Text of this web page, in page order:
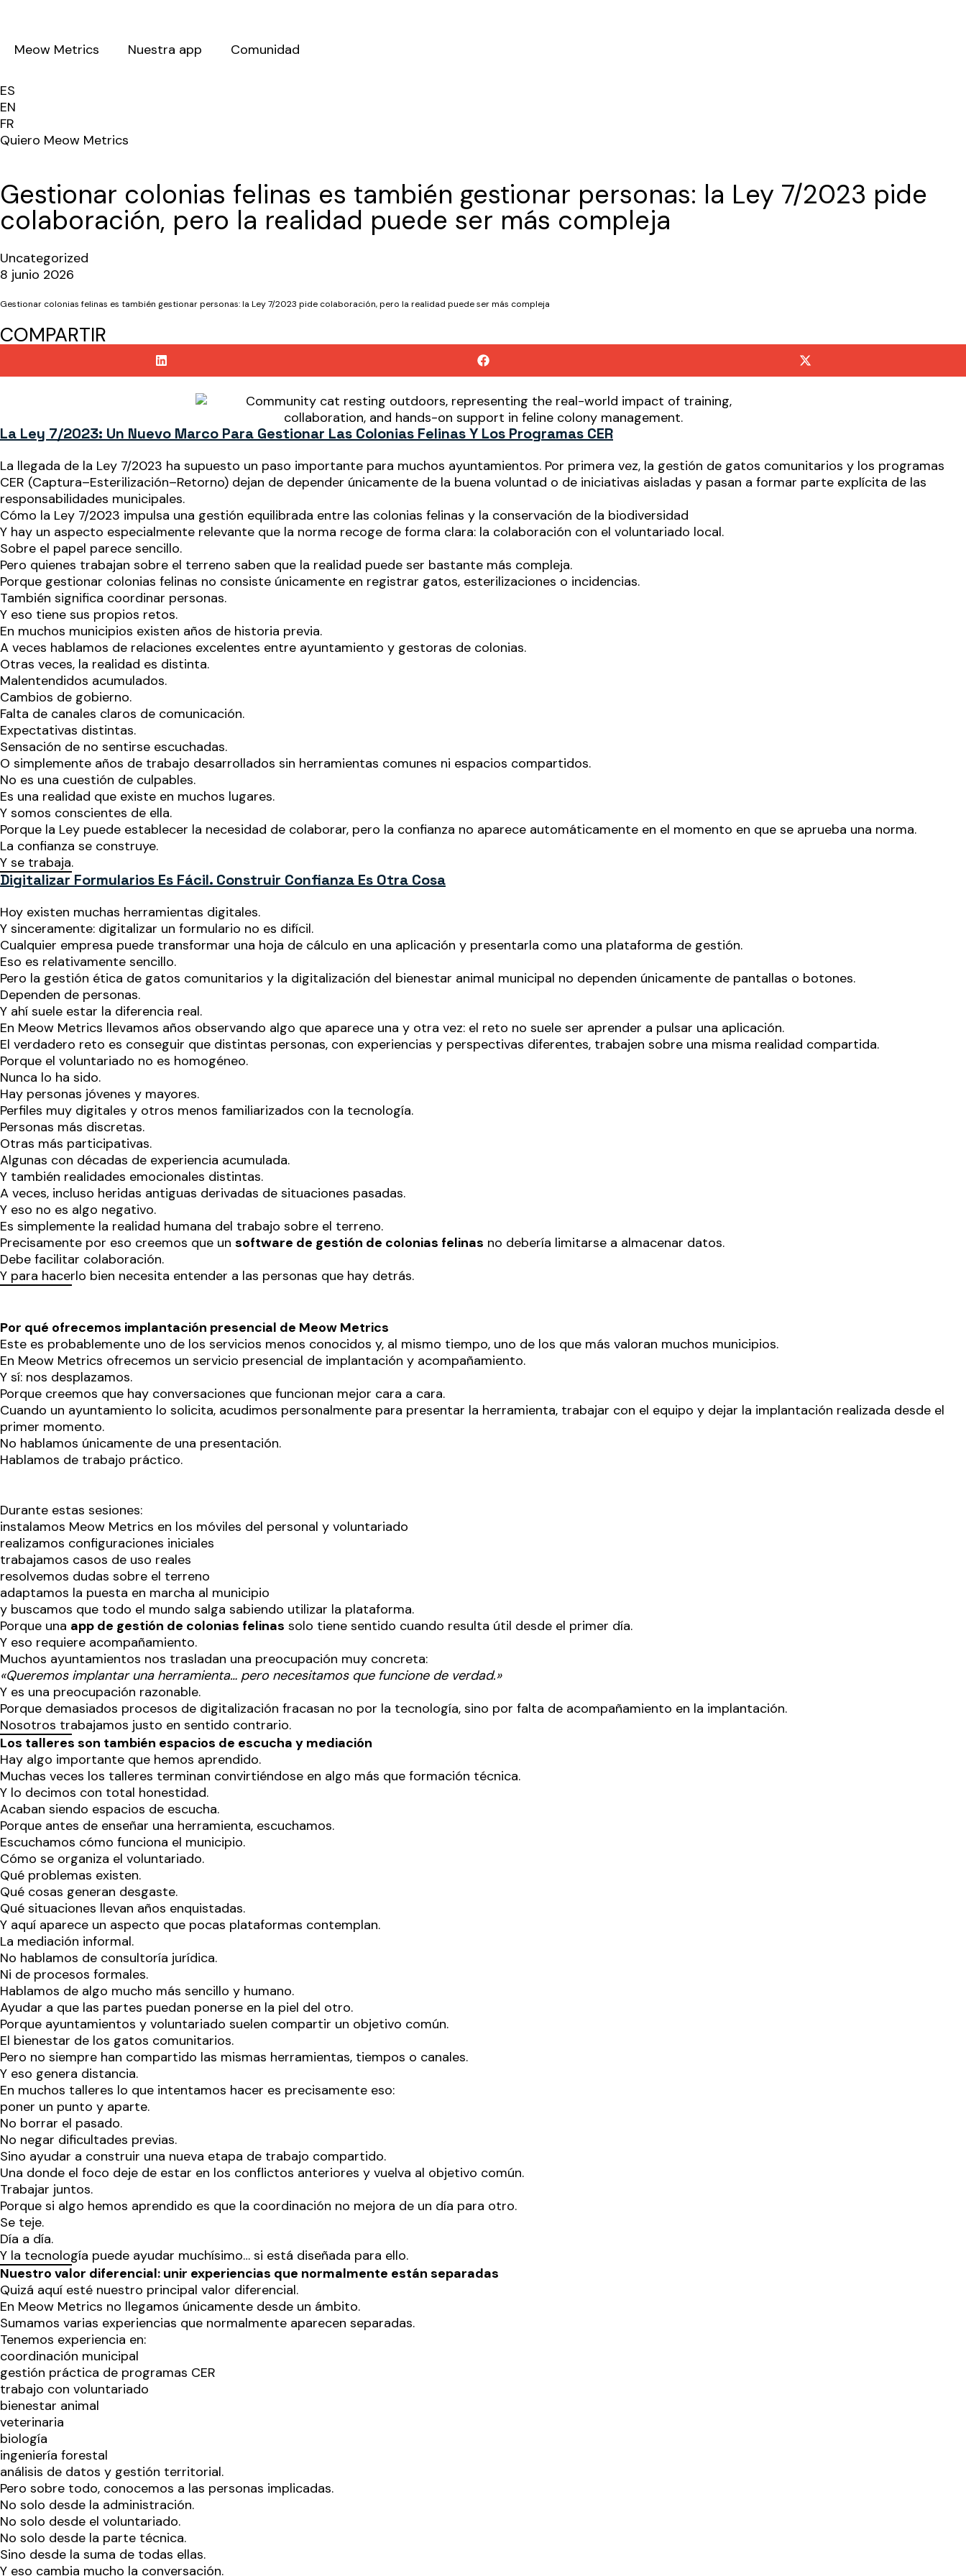
Meow Metrics Nuestra app Comunidad
ES
EN
FR
Quiero Meow Metrics
Gestionar colonias felinas es también gestionar personas: la Ley 7/2023 pide
colaboración, pero la realidad puede ser más compleja
Uncategorized
8 junio 2026
Gestionar colonias felinas es también gestionar personas: la Ley 7/2023 pide colaboración, pero la realidad puede ser más compleja
COMPARTIR
La Ley 7/2023: Un Nuevo Marco Para Gestionar Las Colonias Felinas Y Los Programas CER
La llegada de la Ley 7/2023 ha supuesto un paso importante para muchos ayuntamientos. Por primera vez, la gestión de gatos comunitarios y los programas
CER (Captura–Esterilización–Retorno) dejan de depender únicamente de la buena voluntad o de iniciativas aisladas y pasan a formar parte explícita de las
responsabilidades municipales.
Cómo la Ley 7/2023 impulsa una gestión equilibrada entre las colonias felinas y la conservación de la biodiversidad
Y hay un aspecto especialmente relevante que la norma recoge de forma clara: la colaboración con el voluntariado local.
Sobre el papel parece sencillo.
Pero quienes trabajan sobre el terreno saben que la realidad puede ser bastante más compleja.
Porque gestionar colonias felinas no consiste únicamente en registrar gatos, esterilizaciones o incidencias.
También significa coordinar personas.
Y eso tiene sus propios retos.
En muchos municipios existen años de historia previa.
A veces hablamos de relaciones excelentes entre ayuntamiento y gestoras de colonias.
Otras veces, la realidad es distinta.
Malentendidos acumulados.
Cambios de gobierno.
Falta de canales claros de comunicación.
Expectativas distintas.
Sensación de no sentirse escuchadas.
O simplemente años de trabajo desarrollados sin herramientas comunes ni espacios compartidos.
No es una cuestión de culpables.
Es una realidad que existe en muchos lugares.
Y somos conscientes de ella.
Porque la Ley puede establecer la necesidad de colaborar, pero la confianza no aparece automáticamente en el momento en que se aprueba una norma.
La confianza se construye.
Y se trabaja.
Digitalizar Formularios Es Fácil. Construir Confianza Es Otra Cosa
Hoy existen muchas herramientas digitales.
Y sinceramente: digitalizar un formulario no es difícil.
Cualquier empresa puede transformar una hoja de cálculo en una aplicación y presentarla como una plataforma de gestión.
Eso es relativamente sencillo.
Pero la gestión ética de gatos comunitarios y la digitalización del bienestar animal municipal no dependen únicamente de pantallas o botones.
Dependen de personas.
Y ahí suele estar la diferencia real.
En Meow Metrics llevamos años observando algo que aparece una y otra vez: el reto no suele ser aprender a pulsar una aplicación.
El verdadero reto es conseguir que distintas personas, con experiencias y perspectivas diferentes, trabajen sobre una misma realidad compartida.
Porque el voluntariado no es homogéneo.
Nunca lo ha sido.
Hay personas jóvenes y mayores.
Perfiles muy digitales y otros menos familiarizados con la tecnología.
Personas más discretas.
Otras más participativas.
Algunas con décadas de experiencia acumulada.
Y también realidades emocionales distintas.
A veces, incluso heridas antiguas derivadas de situaciones pasadas.
Y eso no es algo negativo.
Es simplemente la realidad humana del trabajo sobre el terreno.
Precisamente por eso creemos que un software de gestión de colonias felinas no debería limitarse a almacenar datos.
Debe facilitar colaboración.
Y para hacerlo bien necesita entender a las personas que hay detrás.
Por qué ofrecemos implantación presencial de Meow Metrics
Este es probablemente uno de los servicios menos conocidos y, al mismo tiempo, uno de los que más valoran muchos municipios.
En Meow Metrics ofrecemos un servicio presencial de implantación y acompañamiento.
Y sí: nos desplazamos.
Porque creemos que hay conversaciones que funcionan mejor cara a cara.
Cuando un ayuntamiento lo solicita, acudimos personalmente para presentar la herramienta, trabajar con el equipo y dejar la implantación realizada desde el
primer momento.
No hablamos únicamente de una presentación.
Hablamos de trabajo práctico.
Durante estas sesiones:
instalamos Meow Metrics en los móviles del personal y voluntariado
realizamos configuraciones iniciales
trabajamos casos de uso reales
resolvemos dudas sobre el terreno
adaptamos la puesta en marcha al municipio
y buscamos que todo el mundo salga sabiendo utilizar la plataforma.
Porque una app de gestión de colonias felinas solo tiene sentido cuando resulta útil desde el primer día.
Y eso requiere acompañamiento.
Muchos ayuntamientos nos trasladan una preocupación muy concreta:
«Queremos implantar una herramienta… pero necesitamos que funcione de verdad.»
Y es una preocupación razonable.
Porque demasiados procesos de digitalización fracasan no por la tecnología, sino por falta de acompañamiento en la implantación.
Nosotros trabajamos justo en sentido contrario.
Los talleres son también espacios de escucha y mediación
Hay algo importante que hemos aprendido.
Muchas veces los talleres terminan convirtiéndose en algo más que formación técnica.
Y lo decimos con total honestidad.
Acaban siendo espacios de escucha.
Porque antes de enseñar una herramienta, escuchamos.
Escuchamos cómo funciona el municipio.
Cómo se organiza el voluntariado.
Qué problemas existen.
Qué cosas generan desgaste.
Qué situaciones llevan años enquistadas.
Y aquí aparece un aspecto que pocas plataformas contemplan.
La mediación informal.
No hablamos de consultoría jurídica.
Ni de procesos formales.
Hablamos de algo mucho más sencillo y humano.
Ayudar a que las partes puedan ponerse en la piel del otro.
Porque ayuntamientos y voluntariado suelen compartir un objetivo común.
El bienestar de los gatos comunitarios.
Pero no siempre han compartido las mismas herramientas, tiempos o canales.
Y eso genera distancia.
En muchos talleres lo que intentamos hacer es precisamente eso:
poner un punto y aparte.
No borrar el pasado.
No negar dificultades previas.
Sino ayudar a construir una nueva etapa de trabajo compartido.
Una donde el foco deje de estar en los conflictos anteriores y vuelva al objetivo común.
Trabajar juntos.
Porque si algo hemos aprendido es que la coordinación no mejora de un día para otro.
Se teje.
Día a día.
Y la tecnología puede ayudar muchísimo… si está diseñada para ello.
Nuestro valor diferencial: unir experiencias que normalmente están separadas
Quizá aquí esté nuestro principal valor diferencial.
En Meow Metrics no llegamos únicamente desde un ámbito.
Sumamos varias experiencias que normalmente aparecen separadas.
Tenemos experiencia en:
coordinación municipal
gestión práctica de programas CER
trabajo con voluntariado
bienestar animal
veterinaria
biología
ingeniería forestal
análisis de datos y gestión territorial.
Pero sobre todo, conocemos a las personas implicadas.
No solo desde la administración.
No solo desde el voluntariado.
No solo desde la parte técnica.
Sino desde la suma de todas ellas.
Y eso cambia mucho la conversación.